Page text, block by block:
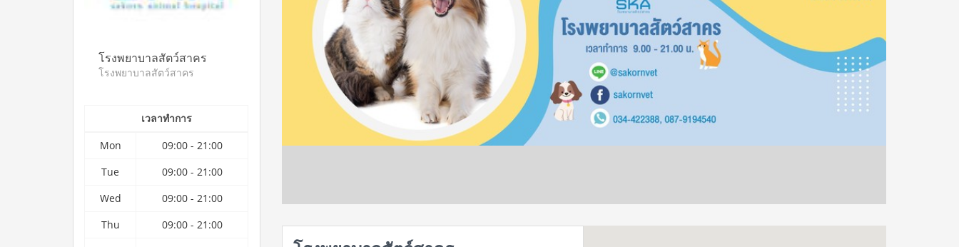
โรงพยาบาลสัตว์สาคร
โรงพยาบาลสัตว์สาคร
เวลาทำการ
Mon
09:00 - 21:00
Tue
09:00 - 21:00
Wed
09:00 - 21:00
Thu
09:00 - 21:00